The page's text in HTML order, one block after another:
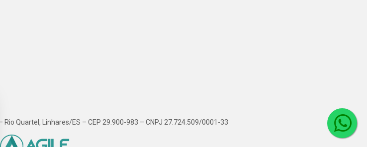
Quartel, Linhares/ES – CEP 29.900-983 – CNPJ 27.724.509/0001-33